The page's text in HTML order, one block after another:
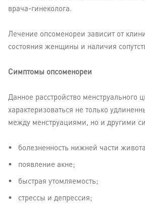
врача-гинеколога.
Лечение опсоменореи зависит от
состояния женщины и наличия
Симптомы опсоменореи
Данное расстройство менструального
характеризоваться не только
между менструациями, но и другими
болезненность нижней части
появление акне;
быстрая утомляемость;
стрессы и депрессия;